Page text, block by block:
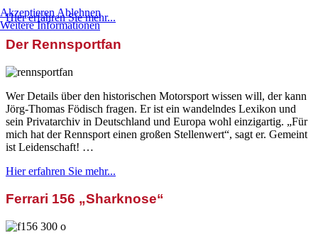
Hier erfahren Sie mehr...
Der Rennsportfan
Wer Details über den historischen Motorsport wissen will, der kann
Jörg-Thomas Födisch fragen. Er ist ein wandelndes Lexikon und
sein Privatarchiv in Deutschland und Europa wohl einzigartig. „Für
mich hat der Rennsport einen großen Stellenwert“, sagt er. Gemeint
ist Leidenschaft! …
Hier erfahren Sie mehr...
Ferrari 156 „Sharknose“
Akzeptieren Ablehnen
Weitere Informationen